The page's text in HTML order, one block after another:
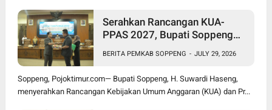
Serahkan Rancangan KUA-
PPAS 2027, Bupati Soppeng
Tengah Tekanan Fiskal
BERITA PEMKAB SOPPENG - JULY 29, 2026
Soppeng, Pojoktimur.com— Bupati Soppeng, H. Suwardi Haseng,
menyerahkan Rancangan Kebijakan Umum Anggaran (KUA) dan Pr...